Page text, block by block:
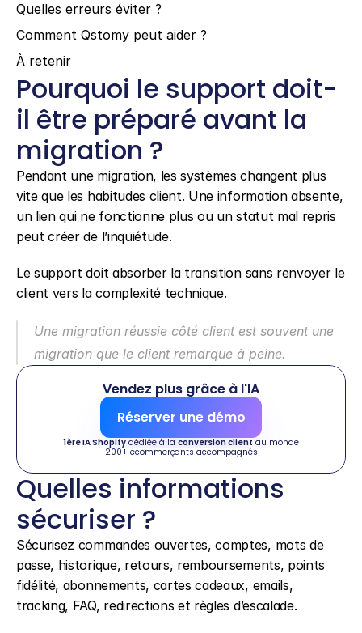
Quelles erreurs éviter ?
Comment Qstomy peut aider ?
À retenir
Pourquoi le support doit-
il être préparé avant la
migration ?
Pendant une migration, les systèmes changent plus
vite que les habitudes client. Une information absente,
un lien qui ne fonctionne plus ou un statut mal repris
peut créer de l’inquiétude.
Le support doit absorber la transition sans renvoyer le
client vers la complexité technique.
Une migration réussie côté client est souvent une
migration que le client remarque à peine.
Vendez plus grâce à l'IA
Réserver une démo
1ère IA Shopify dédiée à la conversion client au monde
200+ ecommerçants accompagnés
Quelles informations
sécuriser ?
Sécurisez commandes ouvertes, comptes, mots de
passe, historique, retours, remboursements, points
fidélité, abonnements, cartes cadeaux, emails,
tracking, FAQ, redirections et règles d’escalade.